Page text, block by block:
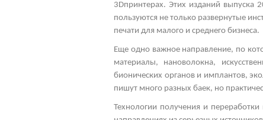
3Dпринтерах. Этих изданий
пользуются не только развернутые
печати для малого и среднего бизнеса.
Еще одно важное направление, по
материалы, нановолокна,
бионических органов и имплантов,
пишут много разных баек, но
Технологии получения и